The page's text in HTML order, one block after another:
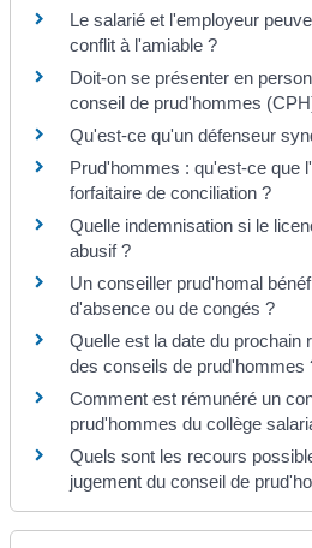
Le salarié et l'employeur
conflit à l'amiable ?
Doit-on se présenter en
conseil de prud'hommes
Qu'est-ce qu'un défenseur
Prud'hommes : qu'est-ce que
forfaitaire de conciliation ?
Quelle indemnisation si le
abusif ?
Un conseiller prud'homal
d'absence ou de congés ?
Quelle est la date du prochain
des conseils de prud'hommes
Comment est rémunéré un
prud'hommes du collège
Quels sont les recours
jugement du conseil de